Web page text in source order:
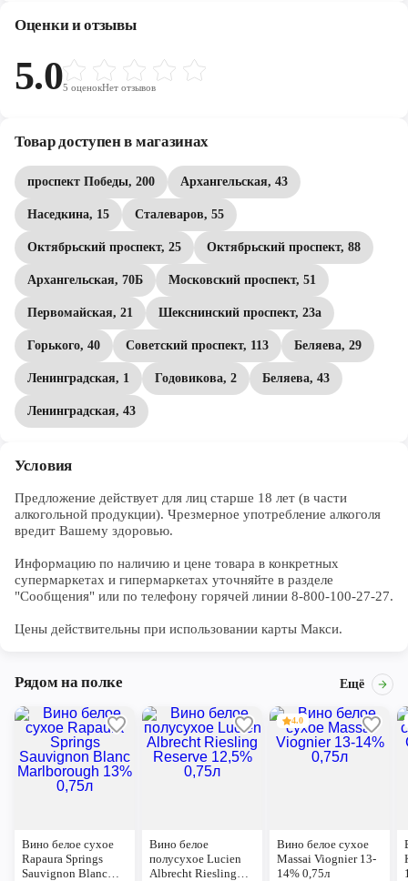
Оценки и отзывы
5.05 оценокНет отзывов
Товар доступен в магазинах
проспект Победы, 200 Архангельская, 43
Наседкина, 15 Сталеваров, 55
Октябрьский проспект, 25 Октябрьский проспект, 88
Архангельская, 70Б Московский проспект, 51
Первомайская, 21 Шекснинский проспект, 23а
Горького, 40 Советский проспект, 113 Беляева, 29
Ленинградская, 1 Годовикова, 2 Беляева, 43
Ленинградская, 43
Условия
Предложение действует для лиц старше 18 лет (в части
алкогольной продукции). Чрезмерное употребление алкоголя
вредит Вашему здоровью.
Информацию по наличию и цене товара в конкретных
супермаркетах и гипермаркетах уточняйте в разделе
"Сообщения" или по телефону горячей линии 8-800-100-27-27.
Цены действительны при использовании карты Макси.
Рядом на полке Ещё
Вино белое сухое
Rapaura Springs
Sauvignon Blanc
Вино белое
полусухое Lucien
Albrecht Riesling
4.0
Вино белое сухое
Massai Viognier 13-
14% 0,75л